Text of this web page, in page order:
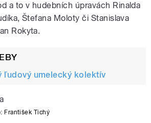
a to v hudebních úpravách Rinalda
Štefana Moloty či Stanislava
Rokyta.
ľudový umelecký kolektív
František Tichý